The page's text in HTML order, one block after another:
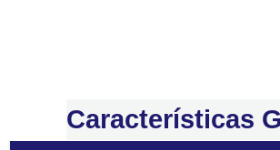
Características